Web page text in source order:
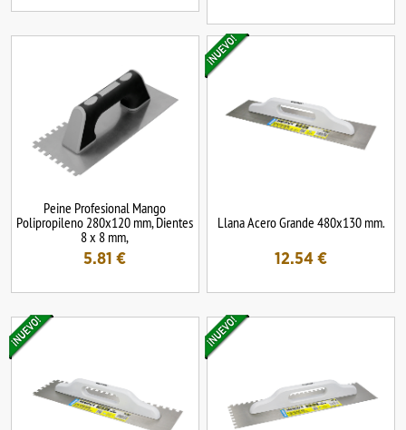
Peine Profesional Mango
Polipropileno 280x120 mm, Dientes
8 x 8 mm,
5.81 €
Llana Acero Grande 480x130 mm.
12.54 €